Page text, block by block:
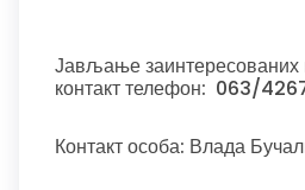
Јављање заинтересованих
контакт телефон: 063/
Контакт особа: Влада